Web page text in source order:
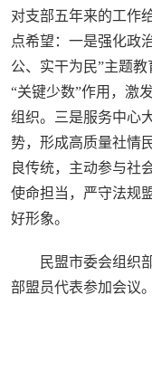
对支部五年来的工作
点希望：一是强化政
公、实干为民”主题
“关键少数”作用，激
组织。三是服务中心
势，形成高质量社情
良传统，主动参与社
使命担当，严守法规
好形象。
民盟市委会组织
部盟员代表参加会议。